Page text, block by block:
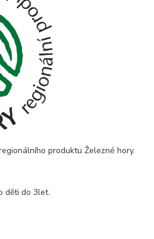
produktu Železné hory.
děti do 3let.